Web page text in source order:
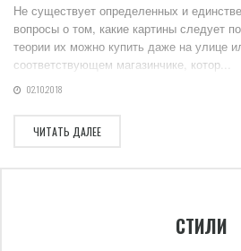
Не существует определенных и
вопросы о том, какие картины следует
теории их можно купить даже на улице
соответствующем магазинчике, котор...
02.10.2018
ЧИТАТЬ ДАЛЕЕ
СТИЛИ